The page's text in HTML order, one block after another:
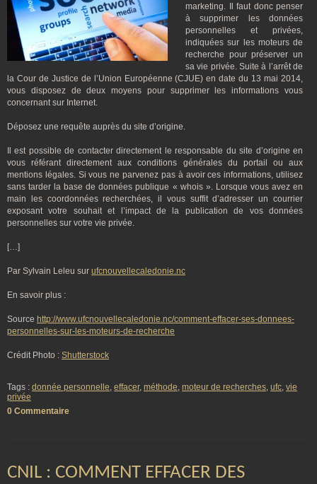
marketing. Il faut donc penser
à supprimer les données
personnelles et privées,
indiquées sur les moteurs de
recherche pour préserver un
sa vie privée. Suite à l’arrêt de
la Cour de Justice de l’Union Européenne (CJUE) en date du 13 mai 2014,
vous disposez de deux moyens pour supprimer les informations vous
concernant sur Internet.
Déposez une requête auprès du site d’origine.
Il est possible de contacter directement le responsable du site d’origine en
vous référant directement aux conditions générales du portail ou aux
mentions légales. Si vous ne parvenez pas à avoir ces informations, utilisez
sans tarder la base de données publique « whois ». Lorsque vous avez en
main les coordonnées recherchées, il vous suffit d’adresser un courrier
exposant votre souhait et l’impact de la publication de vos données
personnelles sur votre vie privée.
[…]
Par Sylvain Leleu sur ufcnouvellecaledonie.nc
En savoir plus :
Source http://www.ufcnouvellecaledonie.nc/comment-effacer-ses-donnees-
personnelles-sur-les-moteurs-de-recherche
Crédit Photo : Shutterstock
Tags : donnée personnelle, effacer, méthode, moteur de recherches, ufc, vie
privée
0 Commentaire
CNIL : COMMENT EFFACER DES